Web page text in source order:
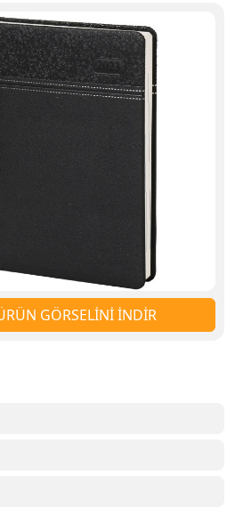
GÖRSELİNİ İNDİR